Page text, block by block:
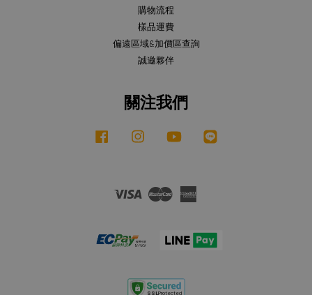
購物流程
樣品運費
偏遠區域&加價區查詢
誠邀夥伴
關注我們
Facebook Instagram YouTube
Visa Master